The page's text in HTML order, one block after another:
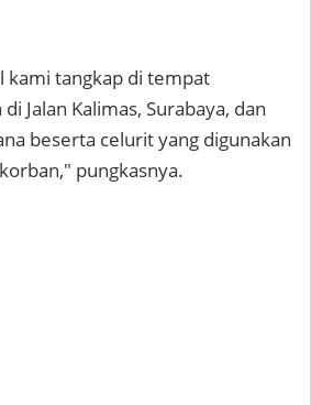
kami tangkap di tempat
Jalan Kalimas, Surabaya, dan
beserta celurit yang digunakan
pungkasnya.